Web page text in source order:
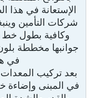
الإستعانة في هذا
شركات التأمين
وكافية بطول خط
جوانبها مخططة
في
بعد تركيب المعدات
في المبنى وإضاءة